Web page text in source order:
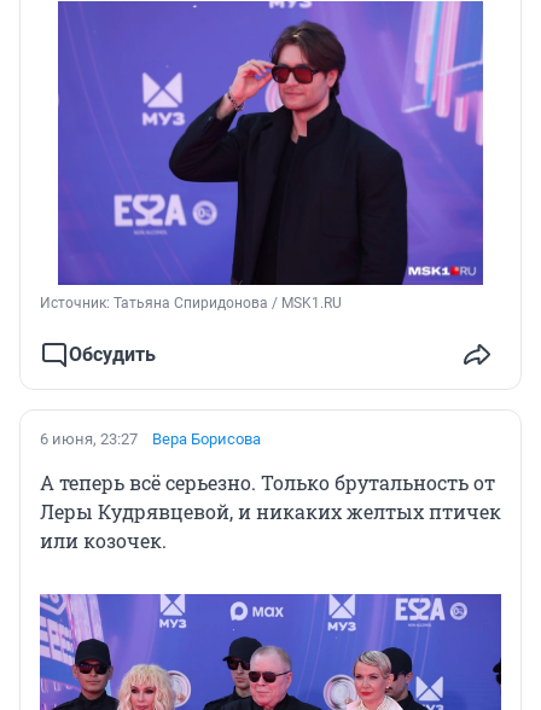
Источник: Татьяна Спиридонова / MSK1.RU
Обсудить
6 июня, 23:27 Вера Борисова
А теперь всё серьезно. Только брутальность от
Леры Кудрявцевой, и никаких желтых птичек
или козочек.